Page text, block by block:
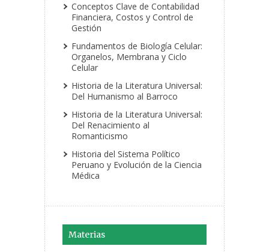
Conceptos Clave de Contabilidad
Financiera, Costos y Control de
Gestión
Fundamentos de Biología Celular:
Organelos, Membrana y Ciclo
Celular
Historia de la Literatura Universal:
Del Humanismo al Barroco
Historia de la Literatura Universal:
Del Renacimiento al
Romanticismo
Historia del Sistema Político
Peruano y Evolución de la Ciencia
Médica
Materias